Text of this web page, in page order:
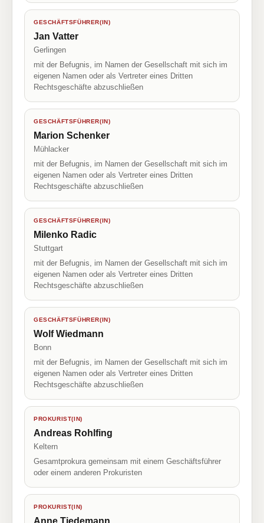
GESCHÄFTSFÜHRER(IN)
Jan Vatter
Gerlingen
mit der Befugnis, im Namen der Gesellschaft mit sich im
eigenen Namen oder als Vertreter eines Dritten
Rechtsgeschäfte abzuschließen
GESCHÄFTSFÜHRER(IN)
Marion Schenker
Mühlacker
mit der Befugnis, im Namen der Gesellschaft mit sich im
eigenen Namen oder als Vertreter eines Dritten
Rechtsgeschäfte abzuschließen
GESCHÄFTSFÜHRER(IN)
Milenko Radic
Stuttgart
mit der Befugnis, im Namen der Gesellschaft mit sich im
eigenen Namen oder als Vertreter eines Dritten
Rechtsgeschäfte abzuschließen
GESCHÄFTSFÜHRER(IN)
Wolf Wiedmann
Bonn
mit der Befugnis, im Namen der Gesellschaft mit sich im
eigenen Namen oder als Vertreter eines Dritten
Rechtsgeschäfte abzuschließen
PROKURIST(IN)
Andreas Rohlfing
Keltern
Gesamtprokura gemeinsam mit einem Geschäftsführer
oder einem anderen Prokuristen
PROKURIST(IN)
Anne Tiedemann